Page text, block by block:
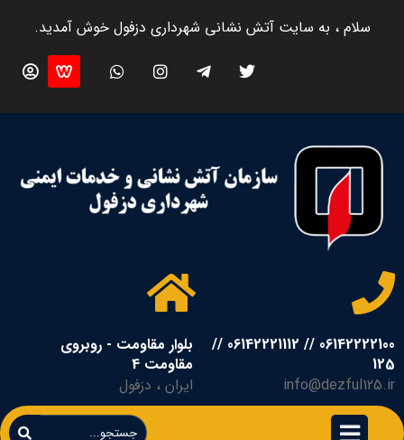
سلام ، به سایت آتش نشانی شهرداری دزفول خوش آمدید.
06142222100 // 06142221112 //
125
info@dezful125.ir
بلوار مقاومت - روبروی
مقاومت 4
ایران ، دزفول